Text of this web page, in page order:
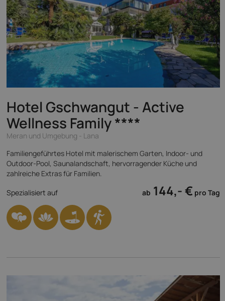
Hotel Gschwangut - Active
Wellness Family****
Meran und Umgebung - Lana
Familiengeführtes Hotel mit malerischem Garten, Indoor- und
Outdoor-Pool, Saunalandschaft, hervorragender Küche und
zahlreiche Extras für Familien.
Spezialisiert auf
ab 144,- € pro Tag